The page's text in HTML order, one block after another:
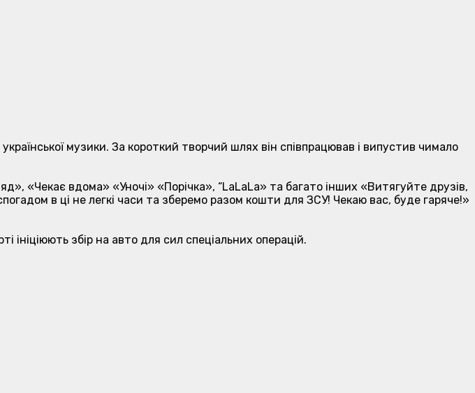
музики. За короткий творчий шлях він співпрацював і випустив чимало
«Чекає вдома» «Уночі» «Порічка», “LaLaLa» та багато інших «Витягуйте друзів,
в ці не легкі часи та зберемо разом кошти для ЗСУ! Чекаю вас, буде гаряче!»
ініціюють збір на авто для сил спеціальних операцій.